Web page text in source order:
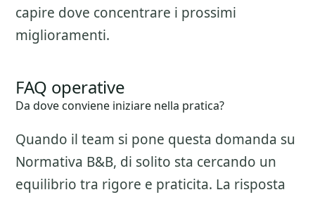
capire dove concentrare i prossimi
miglioramenti.
FAQ operative
Da dove conviene iniziare nella pratica?
Quando il team si pone questa domanda su
Normativa B&B, di solito sta cercando un
equilibrio tra rigore e praticita. La risposta